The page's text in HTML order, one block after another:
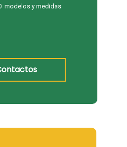
modelos y medidas